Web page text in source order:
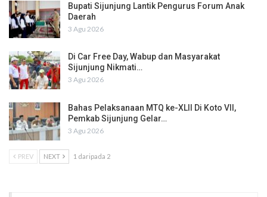
Bupati Sijunjung Lantik Pengurus Forum Anak
Daerah
3 Agu 2026
Di Car Free Day, Wabup dan Masyarakat
Sijunjung Nikmati…
3 Agu 2026
Bahas Pelaksanaan MTQ ke-XLII Di Koto VII,
Pemkab Sijunjung Gelar…
3 Agu 2026
PREV NEXT 1 daripada 2